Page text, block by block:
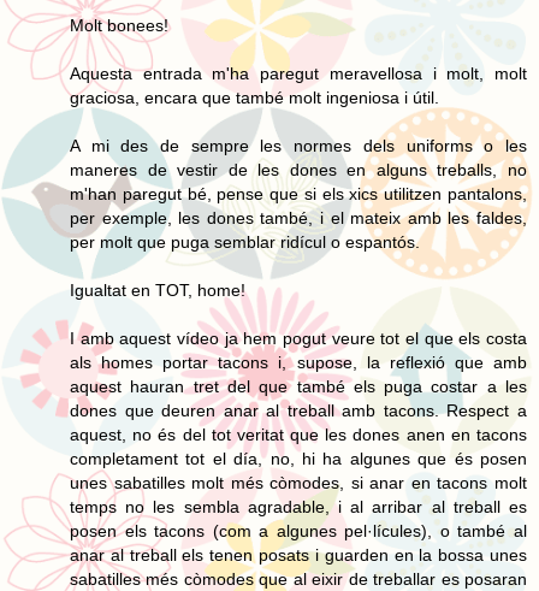
Molt bonees!
Aquesta entrada m'ha paregut meravellosa i molt, molt
graciosa, encara que també molt ingeniosa i útil.
A mi des de sempre les normes dels uniforms o les
maneres de vestir de les dones en alguns treballs, no
m'han paregut bé, pense que si els xics utilitzen pantalons,
per exemple, les dones també, i el mateix amb les faldes,
per molt que puga semblar ridícul o espantós.
Igualtat en TOT, home!
I amb aquest vídeo ja hem pogut veure tot el que els costa
als homes portar tacons i, supose, la reflexió que amb
aquest hauran tret del que també els puga costar a les
dones que deuren anar al treball amb tacons. Respect a
aquest, no és del tot veritat que les dones anen en tacons
completament tot el día, no, hi ha algunes que és posen
unes sabatilles molt més còmodes, si anar en tacons molt
temps no les sembla agradable, i al arribar al treball es
posen els tacons (com a algunes pel·lícules), o també al
anar al treball els tenen posats i guarden en la bossa unes
sabatilles més còmodes que al eixir de treballar es posaran